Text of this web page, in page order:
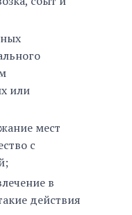
или
мест
с
в
действия